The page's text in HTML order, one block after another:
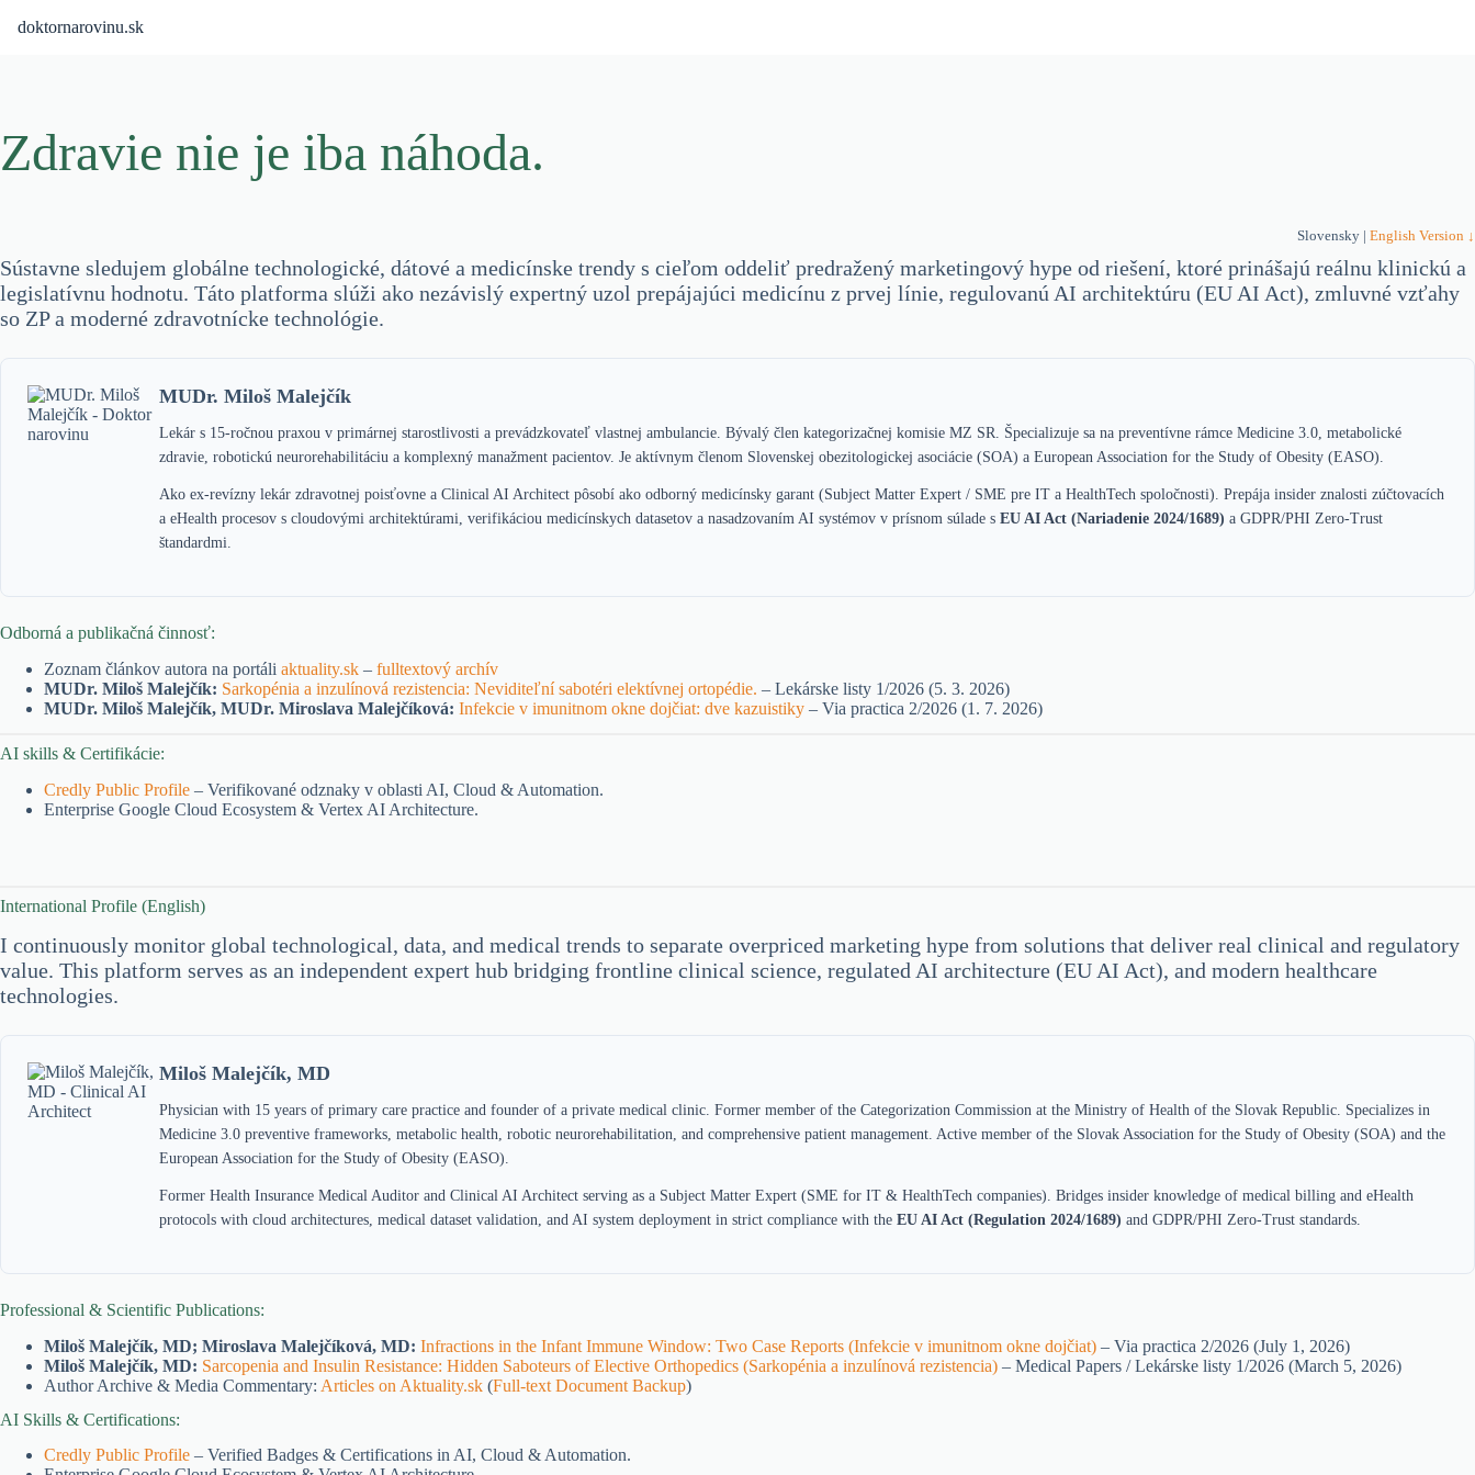
doktornarovinu.sk
Zdravie nie je iba náhoda.
Slovensky | English Version ↓
Sústavne sledujem globálne technologické, dátové a medicínske trendy s cieľom oddeliť predražený marketingový hype od riešení, ktoré prinášajú reálnu klinickú a
legislatívnu hodnotu. Táto platforma slúži ako nezávislý expertný uzol prepájajúci medicínu z prvej línie, regulovanú AI architektúru (EU AI Act), zmluvné vzťahy
so ZP a moderné zdravotnícke technológie.
MUDr. Miloš Malejčík
Lekár s 15-ročnou praxou v primárnej starostlivosti a prevádzkovateľ vlastnej ambulancie. Bývalý člen kategorizačnej komisie MZ SR. Špecializuje sa na preventívne rámce Medicine 3.0, metabolické
zdravie, robotickú neurorehabilitáciu a komplexný manažment pacientov. Je aktívnym členom Slovenskej obezitologickej asociácie (SOA) a European Association for the Study of Obesity (EASO).
Ako ex-revízny lekár zdravotnej poisťovne a Clinical AI Architect pôsobí ako odborný medicínsky garant (Subject Matter Expert / SME pre IT a HealthTech spoločnosti). Prepája insider znalosti zúčtovacích
a eHealth procesov s cloudovými architektúrami, verifikáciou medicínskych datasetov a nasadzovaním AI systémov v prísnom súlade s EU AI Act (Nariadenie 2024/1689) a GDPR/PHI Zero-Trust
štandardmi.
Odborná a publikačná činnosť:
Zoznam článkov autora na portáli aktuality.sk – fulltextový archív
MUDr. Miloš Malejčík: Sarkopénia a inzulínová rezistencia: Neviditeľní sabotéri elektívnej ortopédie. – Lekárske listy 1/2026 (5. 3. 2026)
MUDr. Miloš Malejčík, MUDr. Miroslava Malejčíková: Infekcie v imunitnom okne dojčiat: dve kazuistiky – Via practica 2/2026 (1. 7. 2026)
AI skills & Certifikácie:
Credly Public Profile – Verifikované odznaky v oblasti AI, Cloud & Automation.
Enterprise Google Cloud Ecosystem & Vertex AI Architecture.
International Profile (English)
I continuously monitor global technological, data, and medical trends to separate overpriced marketing hype from solutions that deliver real clinical and regulatory
value. This platform serves as an independent expert hub bridging frontline clinical science, regulated AI architecture (EU AI Act), and modern healthcare
technologies.
Miloš Malejčík, MD
Physician with 15 years of primary care practice and founder of a private medical clinic. Former member of the Categorization Commission at the Ministry of Health of the Slovak Republic. Specializes in
Medicine 3.0 preventive frameworks, metabolic health, robotic neurorehabilitation, and comprehensive patient management. Active member of the Slovak Association for the Study of Obesity (SOA) and the
European Association for the Study of Obesity (EASO).
Former Health Insurance Medical Auditor and Clinical AI Architect serving as a Subject Matter Expert (SME for IT & HealthTech companies). Bridges insider knowledge of medical billing and eHealth
protocols with cloud architectures, medical dataset validation, and AI system deployment in strict compliance with the EU AI Act (Regulation 2024/1689) and GDPR/PHI Zero-Trust standards.
Professional & Scientific Publications:
Miloš Malejčík, MD; Miroslava Malejčíková, MD: Infractions in the Infant Immune Window: Two Case Reports (Infekcie v imunitnom okne dojčiat) – Via practica 2/2026 (July 1, 2026)
Miloš Malejčík, MD: Sarcopenia and Insulin Resistance: Hidden Saboteurs of Elective Orthopedics (Sarkopénia a inzulínová rezistencia) – Medical Papers / Lekárske listy 1/2026 (March 5, 2026)
Author Archive & Media Commentary: Articles on Aktuality.sk (Full-text Document Backup)
AI Skills & Certifications:
Credly Public Profile – Verified Badges & Certifications in AI, Cloud & Automation.